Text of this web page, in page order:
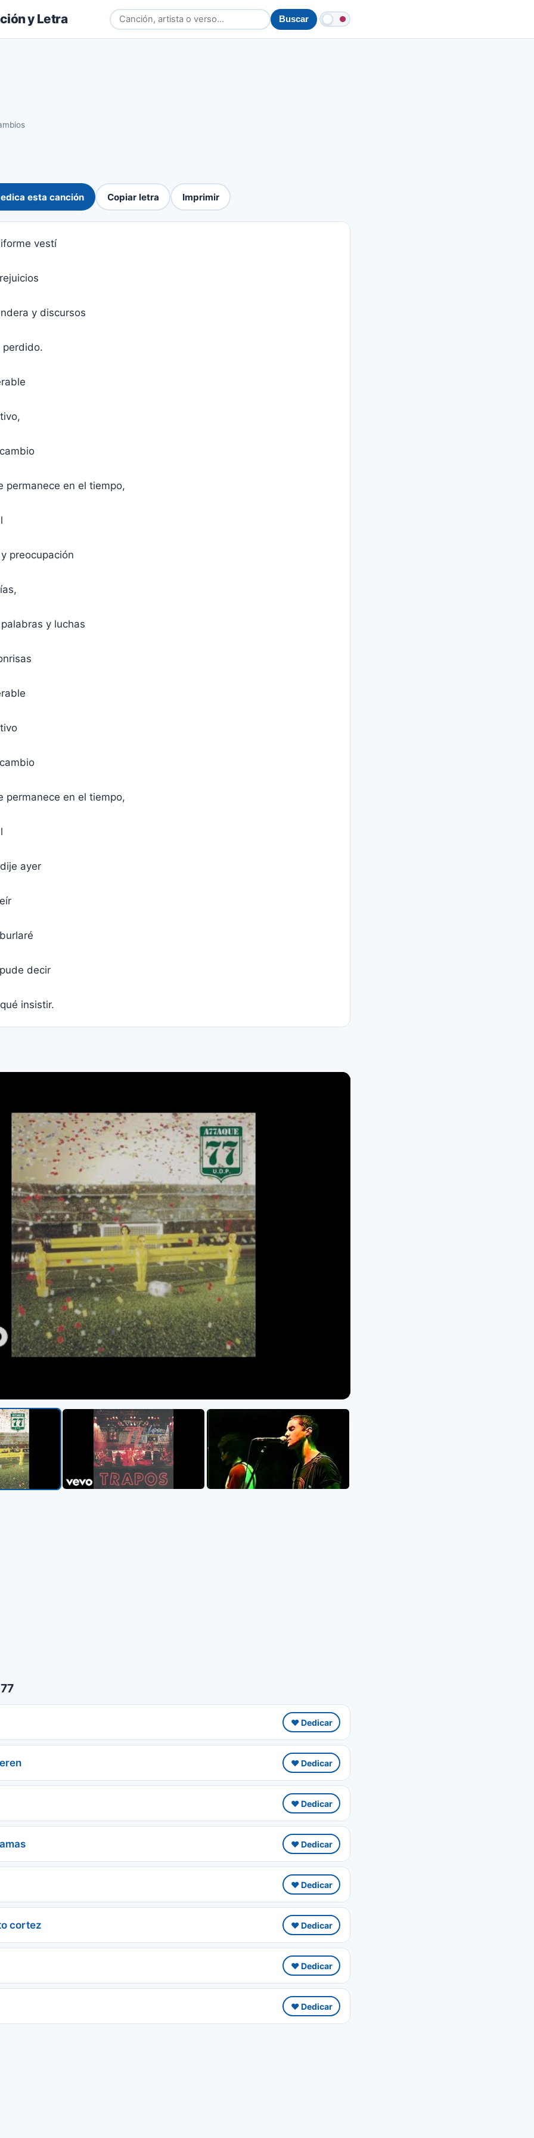
y Letra Buscar
esta canción Copiar letra Imprimir
vestí
y discursos
perdido.
permanece en el tiempo,
preocupación
y luchas
permanece en el tiempo,
ayer
decir
insistir.
❤️ Dedicar
❤️ Dedicar
❤️ Dedicar
❤️ Dedicar
❤️ Dedicar
cortez ❤️ Dedicar
❤️ Dedicar
❤️ Dedicar